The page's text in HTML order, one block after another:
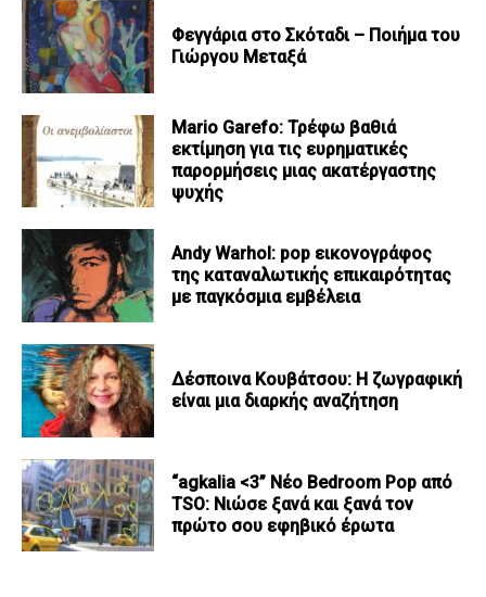
Φεγγάρια στο Σκόταδι – Ποιήμα του
Γιώργου Μεταξά
Mario Garefo: Τρέφω βαθιά
εκτίμηση για τις ευρηματικές
παρορμήσεις μιας ακατέργαστης
ψυχής
Andy Warhol: pop εικονογράφος
της καταναλωτικής επικαιρότητας
με παγκόσμια εμβέλεια
Δέσποινα Κουβάτσου: Η ζωγραφική
είναι μια διαρκής αναζήτηση
“agkalia <3” Νέο Bedroom Pop από
TSO: Νιώσε ξανά και ξανά τον
πρώτο σου εφηβικό έρωτα